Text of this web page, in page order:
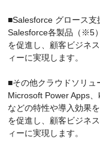
■Salesforce グロース支
Salesforce各製品（※5
を促進し、顧客ビジネ
ィーに実現します。
■その他クラウドソリュ
Microsoft Power Apps
などの特性や導入効果
を促進し、顧客ビジネ
ィーに実現します。